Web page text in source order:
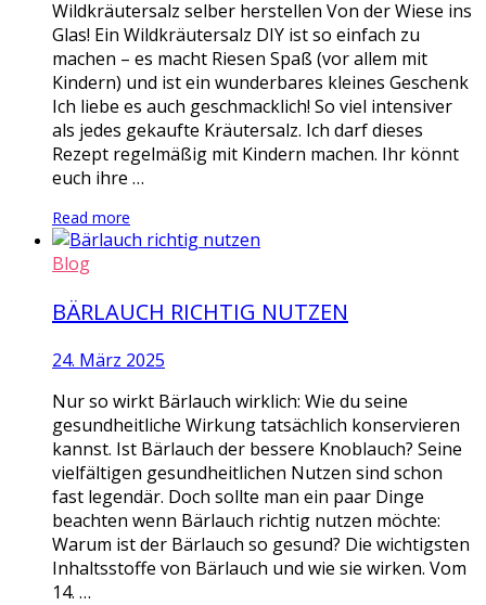
Wildkräutersalz selber herstellen Von der Wiese ins
Glas! Ein Wildkräutersalz DIY ist so einfach zu
machen – es macht Riesen Spaß (vor allem mit
Kindern) und ist ein wunderbares kleines Geschenk
Ich liebe es auch geschmacklich! So viel intensiver
als jedes gekaufte Kräutersalz. Ich darf dieses
Rezept regelmäßig mit Kindern machen. Ihr könnt
euch ihre …
Read more
Blog
BÄRLAUCH RICHTIG NUTZEN
24. März 2025
Nur so wirkt Bärlauch wirklich: Wie du seine
gesundheitliche Wirkung tatsächlich konservieren
kannst. Ist Bärlauch der bessere Knoblauch? Seine
vielfältigen gesundheitlichen Nutzen sind schon
fast legendär. Doch sollte man ein paar Dinge
beachten wenn Bärlauch richtig nutzen möchte:
Warum ist der Bärlauch so gesund? Die wichtigsten
Inhaltsstoffe von Bärlauch und wie sie wirken. Vom
14. …